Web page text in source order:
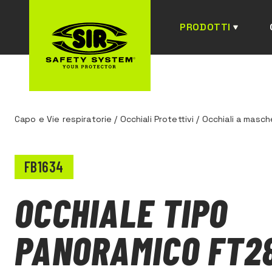
PRODOTTI
Capo e Vie respiratorie / Occhiali Protettivi / Occhiali a
FB1634
OCCHIALE TIPO
PANORAMICO